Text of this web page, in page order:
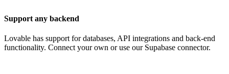
Support any backend
Lovable has support for databases, API integrations and back-end
functionality. Connect your own or use our Supabase connector.